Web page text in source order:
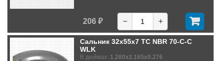
206 ₽ − +
Сальник 32x55x7 TC NBR 70-C-C
WLK
В дюймах: 1.260x2.165x0.276